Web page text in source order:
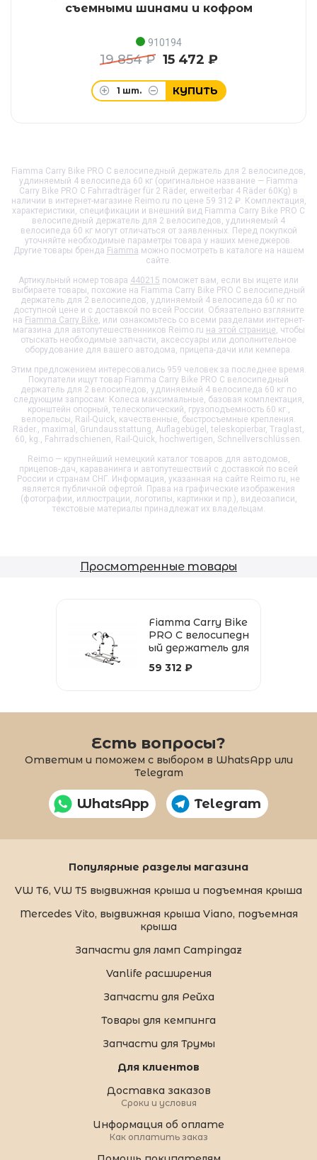
съемными шинами и кофром
910194
19 854 ₽ 15 472 ₽
1 шт. КУПИТЬ
Fiamma Carry Bike PRO C велосипедный держатель для 2 велосипедов,
удлиняемый 4 велосипеда 60 кг (оригинальное название — Fiamma
Carry Bike PRO C Fahrradträger für 2 Räder, erweiterbar 4 Räder 60Kg) в
наличии в интернет-магазине Reimo.ru по цене 59 312 ₽. Комплектация,
характеристики, спецификации и внешний вид Fiamma Carry Bike PRO C
велосипедный держатель для 2 велосипедов, удлиняемый 4
велосипеда 60 кгмогут отличаться от заявленных. Перед покупкой
уточняйте необходимые параметры товара у наших менеджеров.
Другие товары бренда Fiamma можно посмотреть в каталоге на нашем
сайте.
Артикульный номер товара 440215 поможет вам, если вы ищете или
выбираете товары, похожие на Fiamma Carry Bike PRO C велосипедный
держатель для 2 велосипедов, удлиняемый 4 велосипеда 60 кг по
доступной цене и с доставкой по всей России. Обязательно взгляните
на Fiamma Carry Bike , или ознакомьтесь со всеми разделами интернет-
магазина для автопутешественников Reimo.ru на этой странице , чтобы
отыскать необходимые запчасти, аксессуары или дополнительное
оборудование для вашего автодома, прицепа-дачи или кемпера.
Этим предложением интересовались 959 человек за последнее время.
Покупатели ищут товар Fiamma Carry Bike PRO C велосипедный
держатель для 2 велосипедов, удлиняемый 4 велосипеда 60 кг по
следующим запросам: Колеса максимальные, базовая комплектация,
кронштейн опорный, телескопический, грузоподъемность 60 кг.,
велорельсы, Rail-Quick, качественные, быстросъемные крепления.
Räder., maximal, Grundausstattung, Auflagebügel, teleskopierbar, Traglast,
60, kg., Fahrradschienen, Rail-Quick, hochwertigen, Schnellverschlüssen.
Reimo — крупнейший немецкий каталог товаров для автодомов,
прицепов-дач, караванинга и автопутешествий с доставкой по всей
России и странам СНГ. Информация, указанная на сайте Reimo.ru, не
является публичной офертой. Права на графические изображения
(фотографии, иллюстрации, логотипы, картинки и пр.), видеозаписи,
текстовые материалы принадлежат их владельцам.
Просмотренные товары
Fiamma Carry Bike
PRO C велосипедн
ый держатель для
линяемый 4 велос
59 312 ₽
Есть вопросы?
Ответим и поможем с выбором в WhatsApp или
Telegram
WhatsApp Telegram
Популярные разделы магазина
VW T6, VW T5 выдвижная крыша и подъемная крыша
Mercedes Vito, выдвижная крыша Viano, подъемная
крыша
Запчасти для ламп Campingaz
Vanlife расширения
Запчасти для Рейха
Товары для кемпинга
Запчасти для Трумы
Для клиентов
Доставка заказов
Сроки и условия
Информация об оплате
Как оплатить заказ